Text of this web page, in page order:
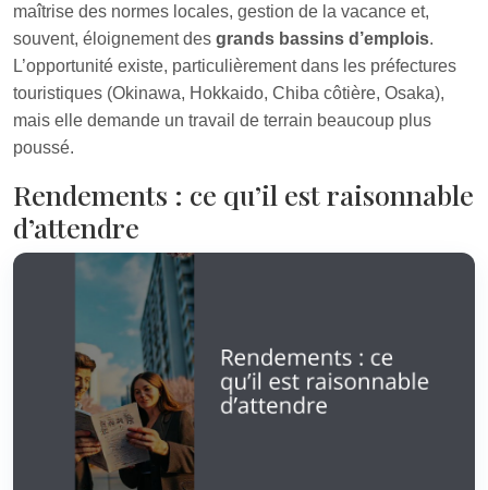
maîtrise des normes locales, gestion de la vacance et,
souvent, éloignement des grands bassins d’emplois.
L’opportunité existe, particulièrement dans les préfectures
touristiques (Okinawa, Hokkaido, Chiba côtière, Osaka),
mais elle demande un travail de terrain beaucoup plus
poussé.
Rendements : ce qu’il est raisonnable
d’attendre